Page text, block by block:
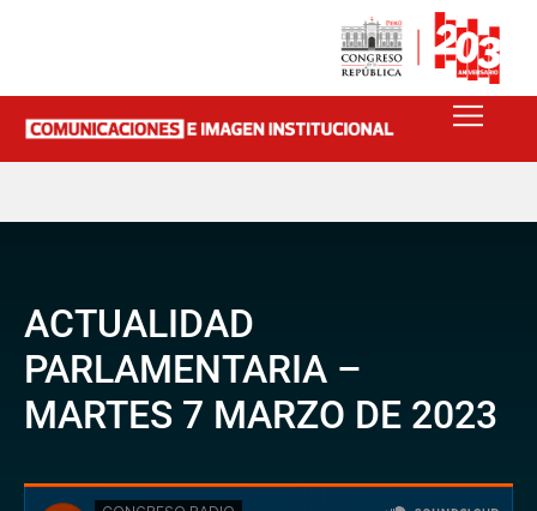
ACTUALIDAD
PARLAMENTARIA –
MARTES 7 MARZO DE 2023